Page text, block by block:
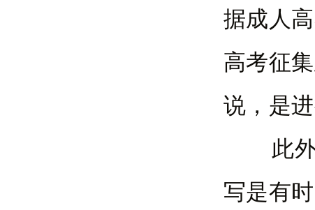
据成人
高考征
说，是
此外
写是有